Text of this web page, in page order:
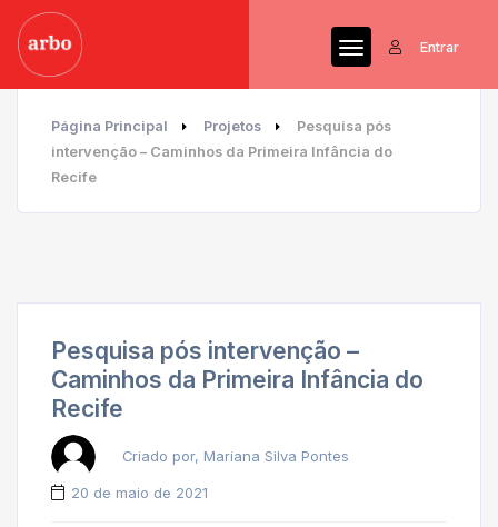
Entrar
Página Principal Projetos
Pesquisa pós
intervenção – Caminhos da Primeira Infância do
Recife
Pesquisa pós intervenção –
Caminhos da Primeira Infância do
Recife
Criado por, Mariana Silva Pontes
20 de maio de 2021